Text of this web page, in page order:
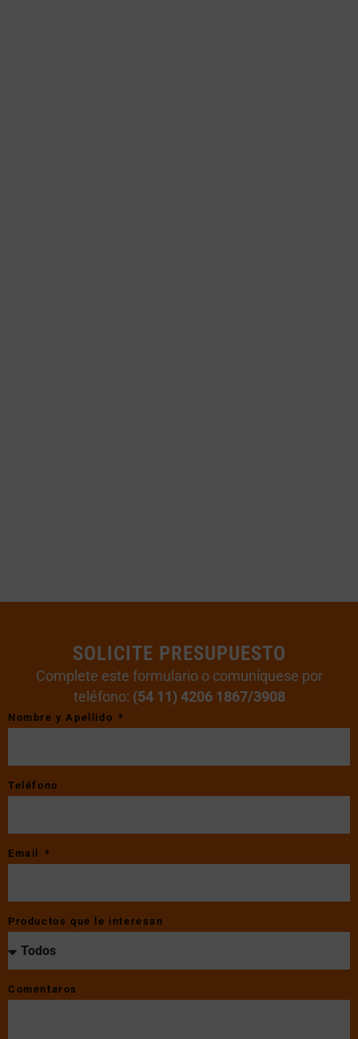
SOLICITE PRESUPUESTO
Complete este formulario o comuníquese por
teléfono: (54 11) 4206 1867/3908
Nombre y Apellido
Teléfono
Email
Productos que le interesan
Comentaros